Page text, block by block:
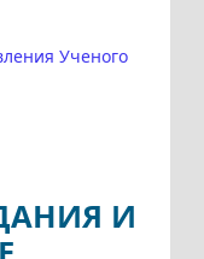
Ученого
И